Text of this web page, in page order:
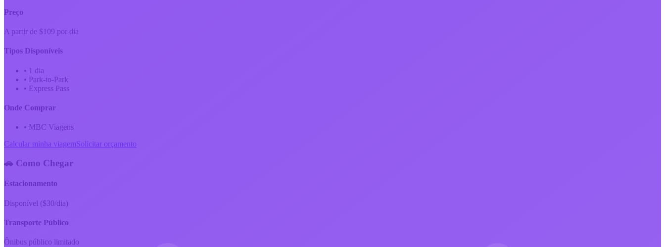
Preço
A partir de $109 por dia
Tipos Disponíveis
• 1 dia
• Park-to-Park
• Express Pass
Onde Comprar
• MBC Viagens
Calcular minha viagemSolicitar orçamento
🚗 Como Chegar
Estacionamento
Disponível ($30/dia)
Transporte Público
Ônibus público limitado